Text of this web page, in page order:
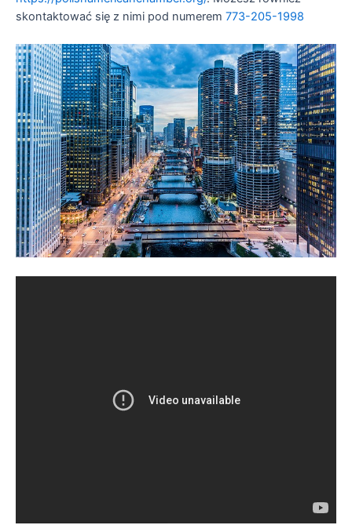
skontaktować się z nimi pod numerem 773-205-1998